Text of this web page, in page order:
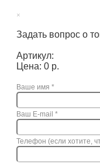
×
Задать вопрос о
Артикул:
Цена: 0 р.
Ваше имя *
Ваш E-mail *
Телефон (если хотите,